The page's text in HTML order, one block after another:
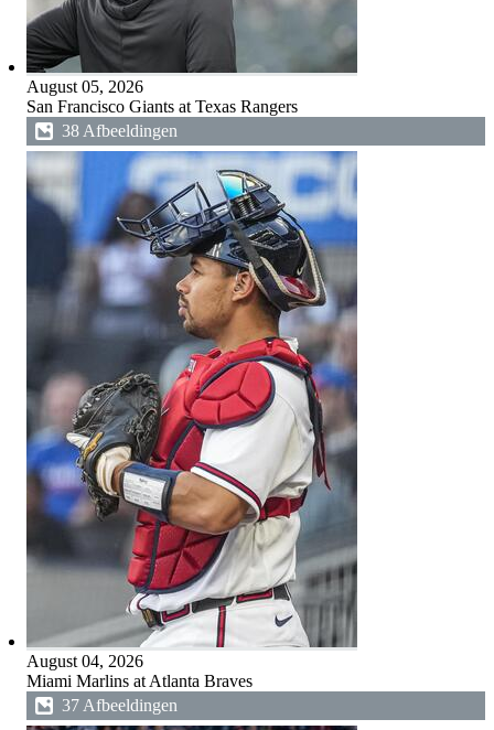
August 05, 2026
San Francisco Giants at Texas Rangers
38 Afbeeldingen
August 04, 2026
Miami Marlins at Atlanta Braves
37 Afbeeldingen